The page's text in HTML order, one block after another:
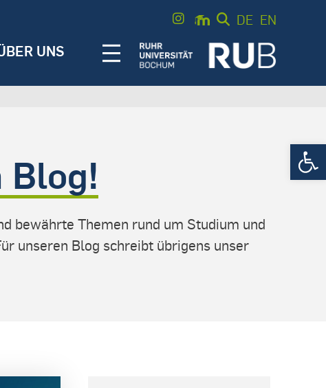
UNS
DE EN
bewährte Themen rund um Studium und
unseren Blog schreibt übrigens unser